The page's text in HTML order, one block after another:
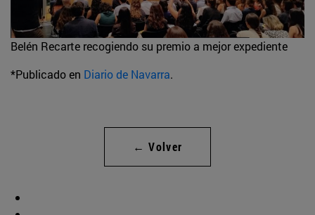
Belén Recarte recogiendo su premio a mejor expediente
*Publicado en Diario de Navarra.
← Volver